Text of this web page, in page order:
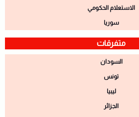
الاستعلام الحكومي
سوريا
متفرقات
السودان
تونس
ليبيا
الجزائر